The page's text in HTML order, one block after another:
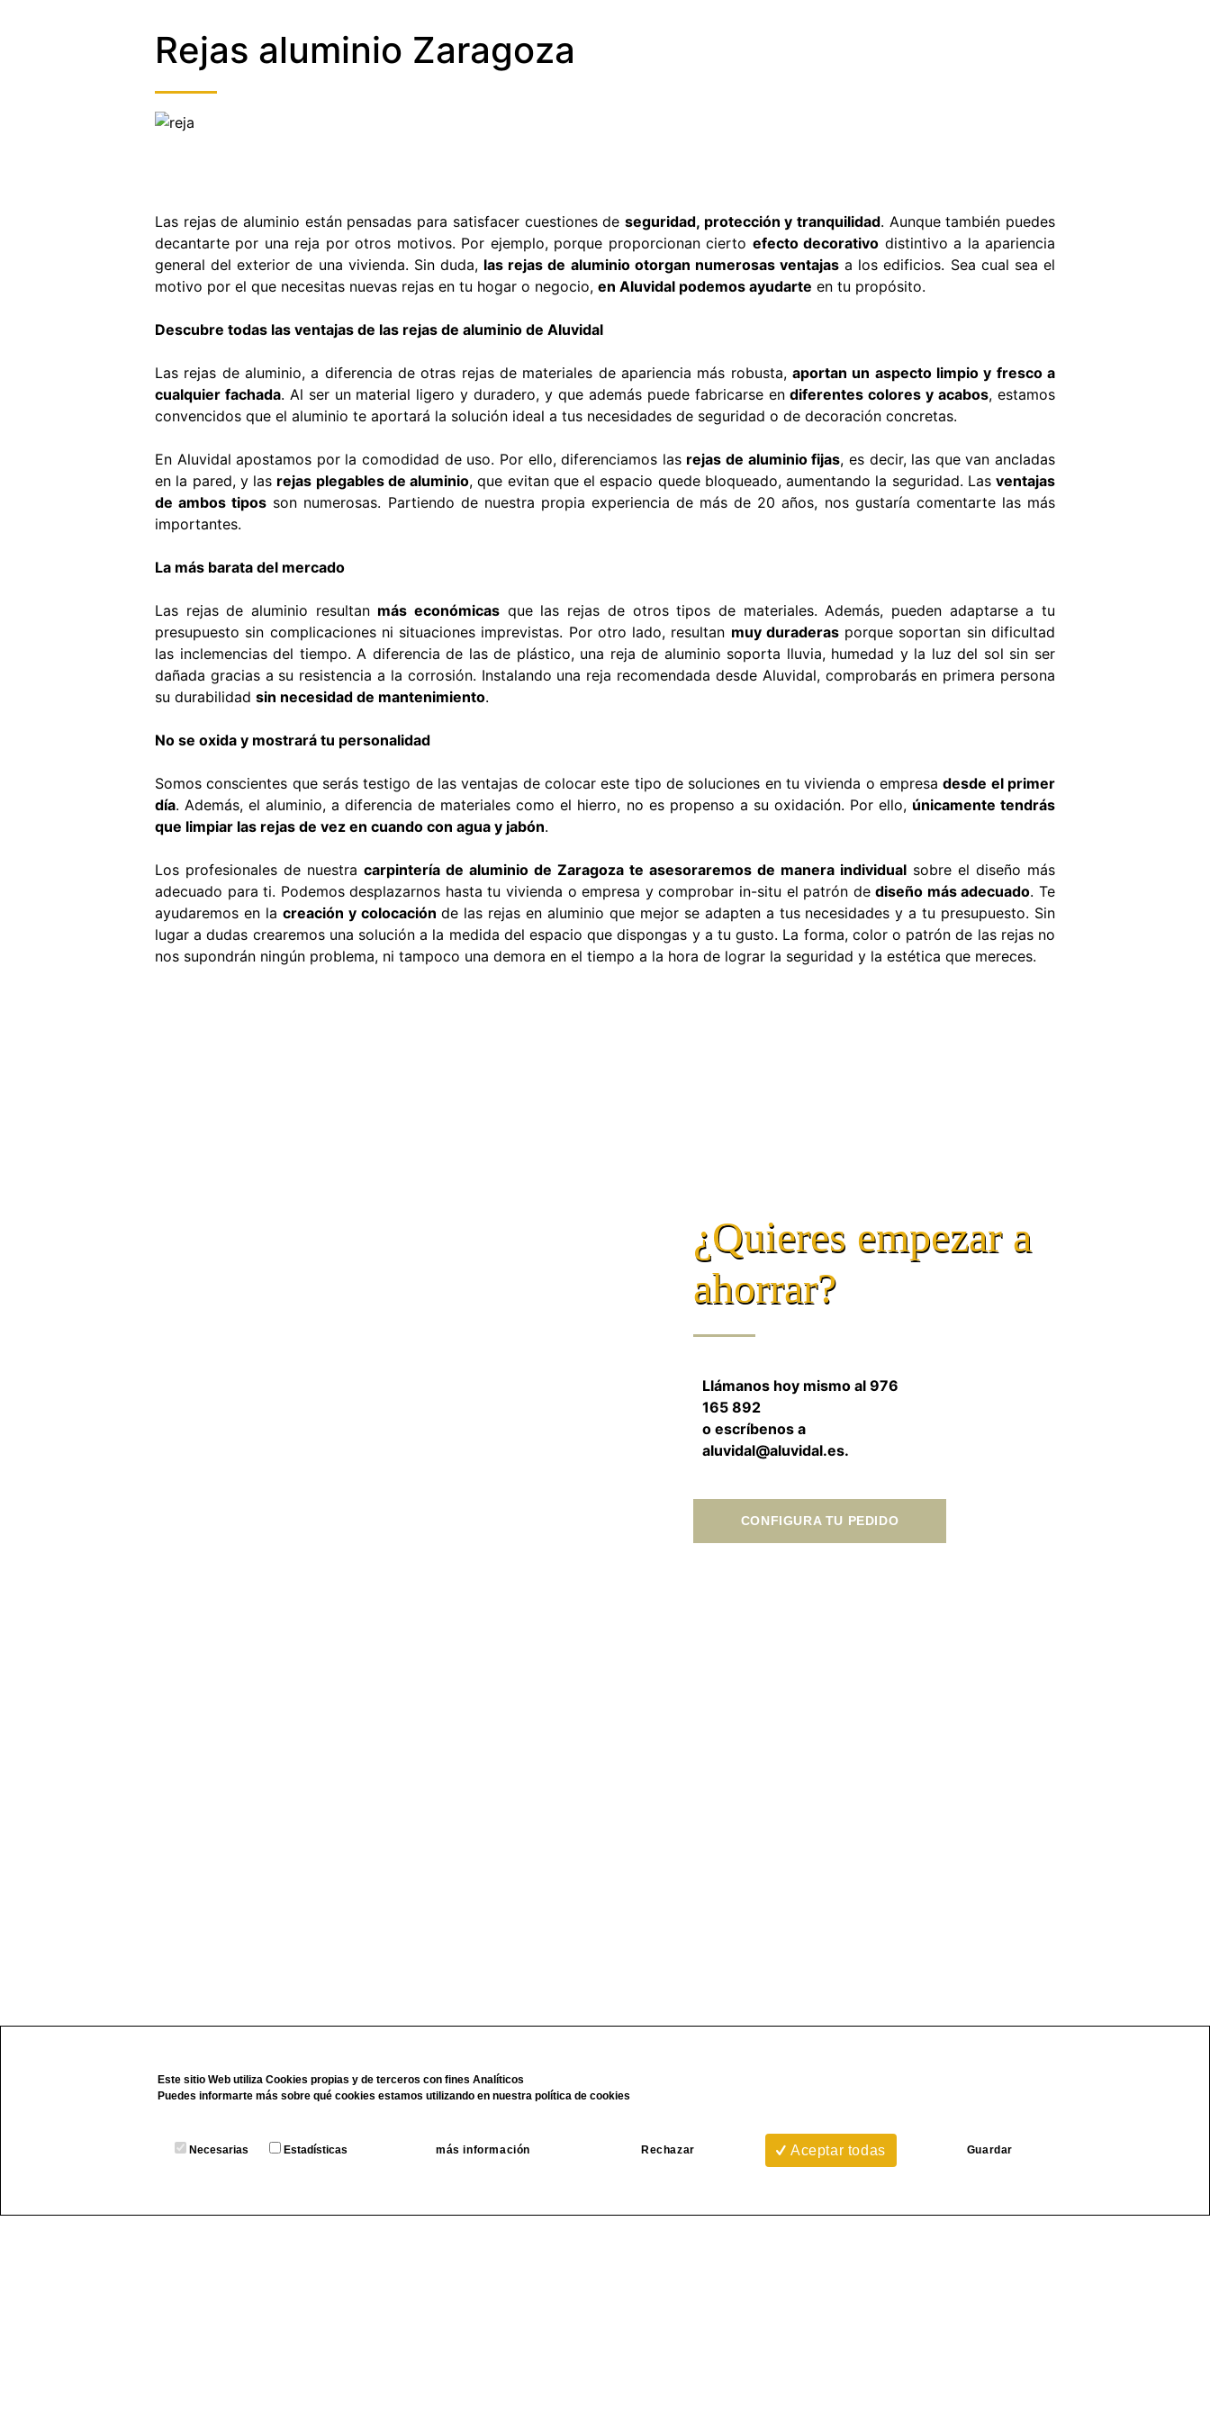
SUBVENCIONES
EFICIENCIA
Rejas aluminio Zaragoza
Las rejas de aluminio están pensadas para satisfacer cuestiones de seguridad, protección y tranquilidad. Aunque también puedes
decantarte por una reja por otros motivos. Por ejemplo, porque proporcionan cierto efecto decorativo distintivo a la apariencia
general del exterior de una vivienda. Sin duda, las rejas de aluminio otorgan numerosas ventajas a los edificios. Sea cual sea el
motivo por el que necesitas nuevas rejas en tu hogar o negocio, en Aluvidal podemos ayudarte en tu propósito.
Descubre todas las ventajas de las rejas de aluminio de Aluvidal
Las rejas de aluminio, a diferencia de otras rejas de materiales de apariencia más robusta, aportan un aspecto limpio y fresco a
cualquier fachada. Al ser un material ligero y duradero, y que además puede fabricarse endiferentes colores y acabos, estamos
convencidos que el aluminio te aportará la solución ideal a tus necesidades de seguridad o de decoración concretas.
En Aluvidal apostamos por la comodidad de uso. Por ello, diferenciamos las rejas de aluminio fijas, es decir, las que van ancladas
en la pared, y las rejas plegables de aluminio, que evitan que el espacio quede bloqueado, aumentando la seguridad. Las ventajas
de ambos tipos son numerosas. Partiendo de nuestra propia experiencia de más de 20 años, nos gustaría comentarte las más
importantes.
La más barata del mercado
Las rejas de aluminio resultan más económicas que las rejas de otros tipos de materiales. Además, pueden adaptarse a tu
presupuesto sin complicaciones ni situaciones imprevistas. Por otro lado, resultan muy duraderasporque soportan sin dificultad
las inclemencias del tiempo. A diferencia de las de plástico, una reja de aluminio soporta lluvia, humedad y la luz del sol sin ser
dañada gracias a su resistencia a la corrosión. Instalando una reja recomendada desde Aluvidal, comprobarás en primera persona
su durabilidad sin necesidad de mantenimiento.
No se oxida y mostrará tu personalidad
Somos conscientes que serás testigo de las ventajas de colocar este tipo de soluciones en tu vivienda o empresadesde el primer
día. Además, el aluminio, a diferencia de materiales como el hierro, no es propenso a su oxidación. Por ello, únicamente tendrás
que limpiar las rejas de vez en cuando con agua y jabón.
Los profesionales de nuestra carpintería de aluminio de Zaragoza te asesoraremos de manera individual sobre el diseño más
adecuado para ti. Podemos desplazarnos hasta tu vivienda o empresa y comprobar in-situ el patrón dediseño más adecuado. Te
ayudaremos en la creación y colocación de las rejas en aluminio que mejor se adapten a tus necesidades y a tu presupuesto. Sin
lugar a dudas crearemos una solución a la medida del espacio que dispongas y a tu gusto. La forma, color o patrón de las rejas no
nos supondrán ningún problema, ni tampoco una demora en el tiempo a la hora de lograr la seguridad y la estética que mereces.
¿Quieres empezar a
ahorrar?
Llámanos hoy mismo al 976
165 892
o escríbenos a
aluvidal@aluvidal.es.
CONFIGURA TU PEDIDO
Este sitio Web utiliza Cookies propias y de terceros con fines Analíticos
Puedes informarte más sobre qué cookies estamos utilizando en nuestrapolítica de cookies
Necesarias Estadísticas más información Rechazar Aceptar todas Guardar